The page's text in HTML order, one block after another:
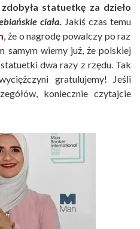
statuetkę za dzieło
ciała. Jakiś czas temu
, że o nagrodę powalczy po raz
samym wiemy już, że polskiej
dwa razy z rzędu. Tak
gratulujemy! Jeśli
koniecznie czytajcie